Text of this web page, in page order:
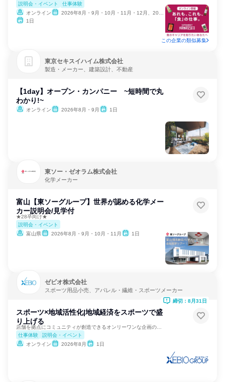
説明会・イベント
仕事体験
オンライン
2026年8月・9月・10月・11月・12月、2027年1月・2月
1日
この企業の類似募集
東京セキスイハイム株式会社
製造・メーカー、建築設計、不動産
【1day】オープン・カンパニー ~短時間で丸
わかり!~
オンライン 2026年8月・9月 1日
東ソー・ゼオラム株式会社
化学メーカー
富山【東ソーグループ】世界が認める化学メー
カー説明会/見学付
★28卒向け★
説明会・イベント
富山県
2026年8月・9月・10月・11月 1日
ゼビオ株式会社
スポーツ用品小売、アパレル・繊維・スポーツメーカー
スポーツ×地域活性化|地域経済をスポーツで盛
り上げる
仕事体験
説明会・イベント
オンライン
2026年8月 1日
締切：8月31日